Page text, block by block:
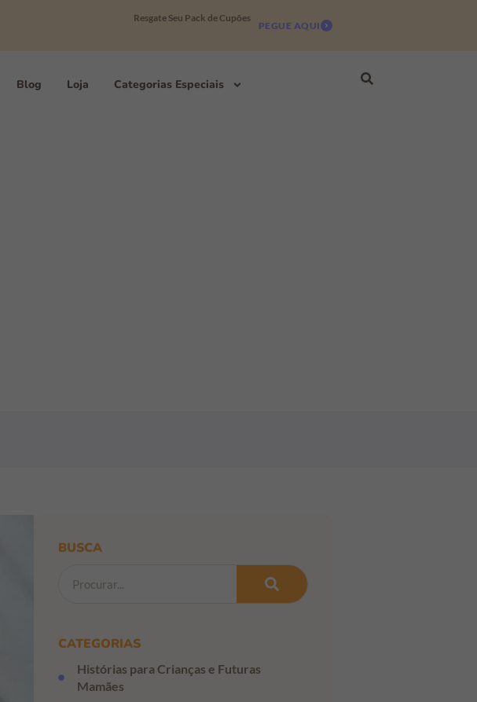
Resgate Seu Pack de Cupões
PEGUE AQUI
Blog Loja Categorias Especiais
BUSCA
CATEGORIAS
Histórias para Crianças e Futuras
Mamães